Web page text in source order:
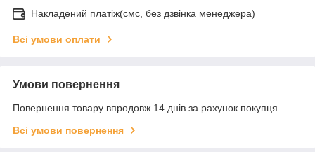
Накладений платіж(смс, без дзвінка менеджера)
Всі умови оплати
Умови повернення
Повернення товару впродовж 14 днів за рахунок покупця
Всі умови повернення